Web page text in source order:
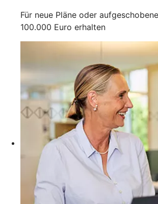
Für neue Pläne oder
100.000 Euro erhalten